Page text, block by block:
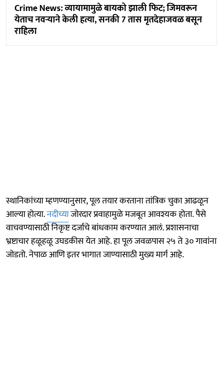
Crime News: व्यायामामुळे बायको झाली फिट; जिमवरून
येताच नवऱ्याने केली हत्या, सनकी 7 तास मृतदेहाजवळ बसून
राहिला
स्थानिकांच्या म्हणण्यानुसार, पूल तयार करताना तांत्रिक चुका आढळून
आल्या होत्या.नदीच्याजोरदार प्रवाहामुळे मजबूत आवश्यक होता. पैसे
वाचवण्यासाठी निकृष्ट दर्जाचे बांधकाम करण्यात आलं. प्रशासनाचा
भ्रष्टाचार हळूहळू उघडकीस येत आहे. हा पूल जवळपास २५ ते ३० गावांना
जोडतो. नेपाळ आणि इतर भागात जाण्यासाठी मुख्य मार्ग आहे.